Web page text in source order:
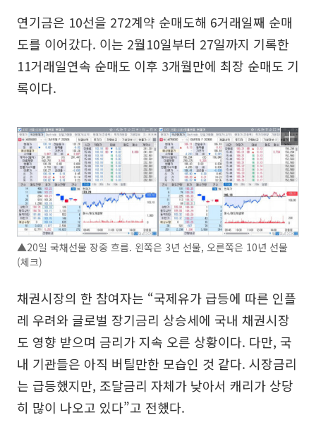
연기금은 10선을 272계약 순매도해 6거래일째 순매
도를 이어갔다. 이는 2월10일부터 27일까지 기록한
11거래일연속 순매도 이후 3개월만에 최장 순매도 기
록이다.
▲20일 국채선물 장중 흐름. 왼쪽은 3년 선물, 오른쪽은 10년 선물
(체크)
채권시장의 한 참여자는 “국제유가 급등에 따른 인플
레 우려와 글로벌 장기금리 상승세에 국내 채권시장
도 영향 받으며 금리가 지속 오른 상황이다. 다만, 국
내 기관들은 아직 버틸만한 모습인 것 같다. 시장금리
는 급등했지만, 조달금리 자체가 낮아서 캐리가 상당
히 많이 나오고 있다”고 전했다.